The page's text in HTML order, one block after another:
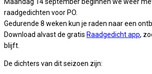
Maandag 14 september beginnen we weer
raadgedichten voor PO.
Gedurende 8 weken kun je raden naar een
Download alvast de gratis Raadgedicht app,
blijft.
De dichters van dit seizoen zijn: